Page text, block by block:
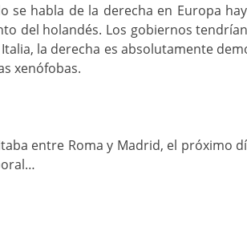
se habla de la derecha en Europa
del holandés. Los gobiernos
la derecha es absolutamente
xenófobas.
entre Roma y Madrid, el próximo